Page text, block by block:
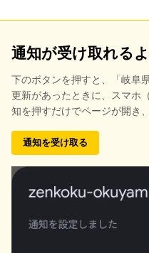
通知が受け取れる
下のボタンを押すと、
「岐阜
更新があったときに、スマホ
知を押すだけでページが開き
通知を受け取る